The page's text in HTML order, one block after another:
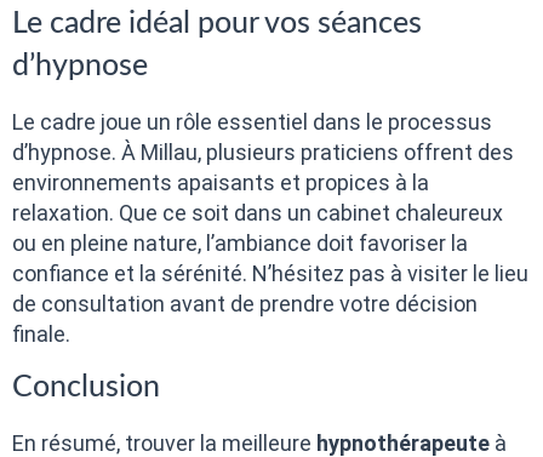
Le cadre idéal pour vos séances
d’hypnose
Le cadre joue un rôle essentiel dans le processus
d’hypnose. À Millau, plusieurs praticiens offrent des
environnements apaisants et propices à la
relaxation. Que ce soit dans un cabinet chaleureux
ou en pleine nature, l’ambiance doit favoriser la
confiance et la sérénité. N’hésitez pas à visiter le lieu
de consultation avant de prendre votre décision
finale.
Conclusion
En résumé, trouver la meilleure hypnothérapeute à